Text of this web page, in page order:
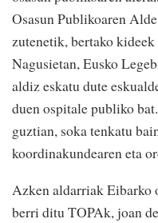
Osasun Publikoaren
zutenetik, bertako
Nagusietan, Eusko
aldiz eskatu dute
duen ospitale publiko
guztian, soka tenkatu
koordinakundearen eta
Azken aldarriak Eibarko
berri ditu TOPAk, joan